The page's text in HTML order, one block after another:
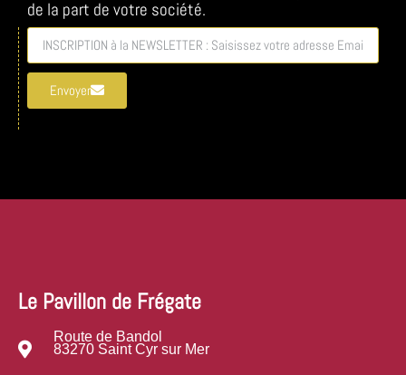
de la part de votre société.
Envoyer
Le Pavillon de Frégate
Route de Bandol
83270 Saint Cyr sur Mer